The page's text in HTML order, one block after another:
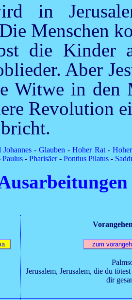
in
Menschen
die Kinder
Aber
Witwe in
Revolution
Johannes -Glauben -Hoher Rat-
Paulus- Pharisäer- Pontius Pilatus-
Jerusalem, Jerusalem, die du
dir